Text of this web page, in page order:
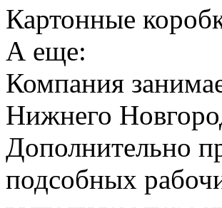
Картонные
А еще:
Компания
Нижнего
Дополнительно
подсобных